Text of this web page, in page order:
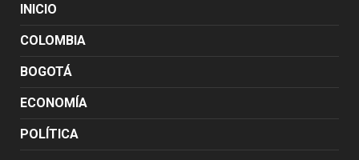
INICIO
COLOMBIA
BOGOTÁ
ECONOMÍA
POLÍTICA